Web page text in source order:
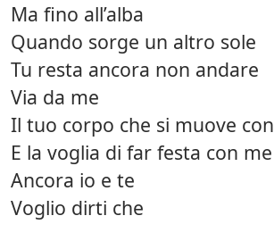
Ma fino all’alba
Quando sorge un altro sole
Tu resta ancora non andare
Via da me
Il tuo corpo che si muove con
E la voglia di far festa con me
Ancora io e te
Voglio dirti che